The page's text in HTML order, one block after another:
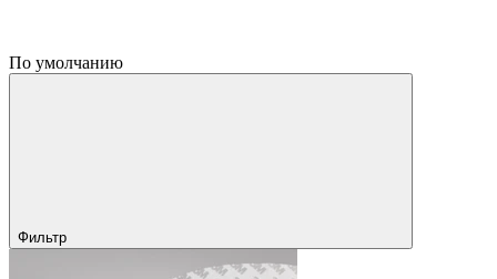
По умолчанию
Фильтр